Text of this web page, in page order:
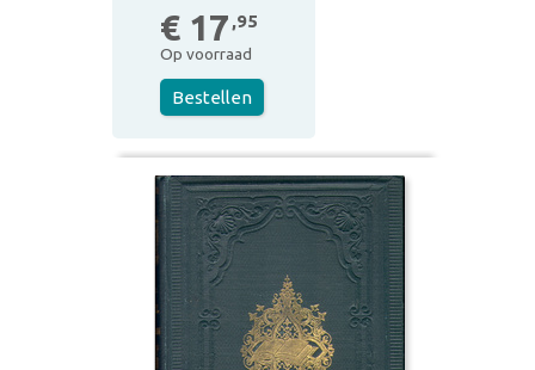
€ 17 ,95
Op voorraad
Bestellen